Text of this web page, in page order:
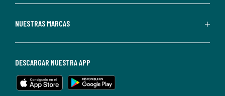
Redoute.
de
en
cualquier
NUESTRAS MARCAS
DESCARGAR NUESTRA APP